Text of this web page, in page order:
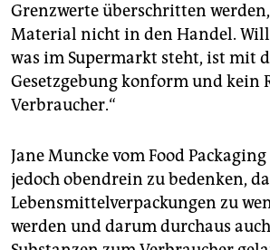
Grenzwerte überschritten
Material nicht in den Handel.
was im Supermarkt steht, ist mit
Gesetzgebung konform und kein
Verbraucher.“
Jane Muncke vom Food
jedoch obendrein zu bedenken,
Lebensmittelverpackungen zu
werden und darum durchaus